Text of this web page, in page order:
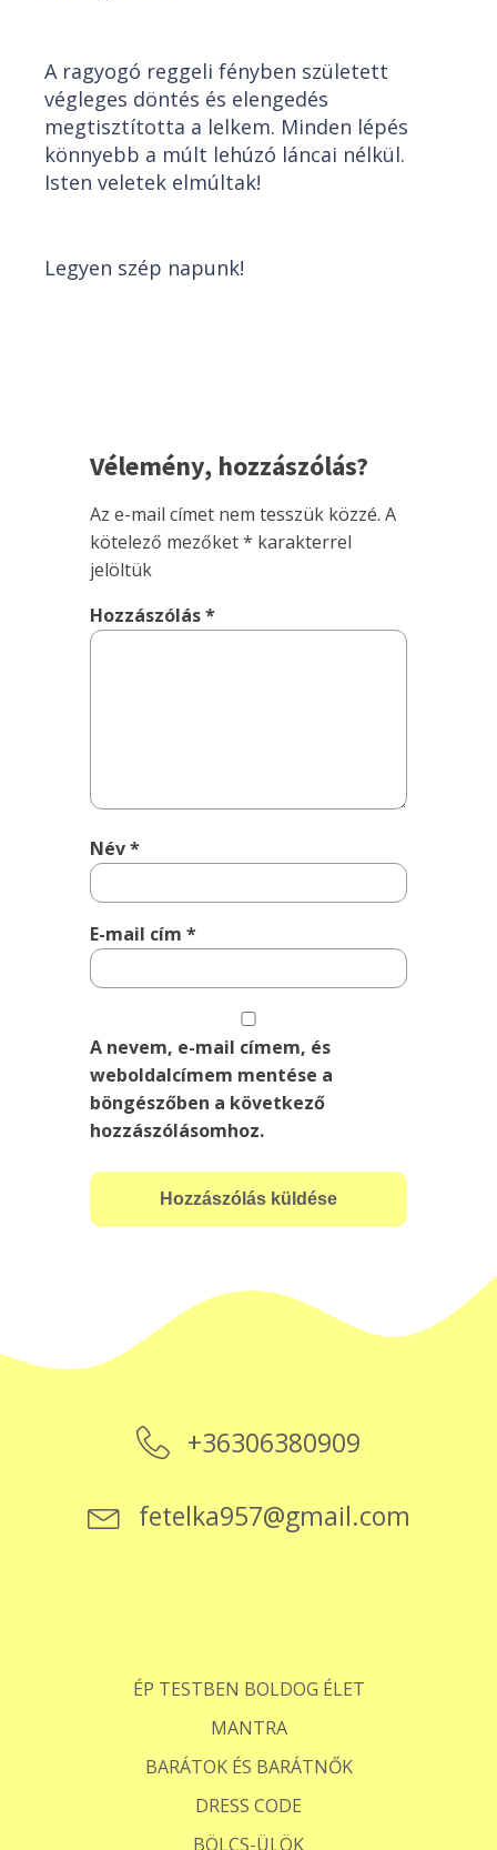
A ragyogó reggeli fényben született
végleges döntés és elengedés
megtisztította a lelkem. Minden lépés
könnyebb a múlt lehúzó láncai nélkül.
Isten veletek elmúltak!
Legyen szép napunk!
Vélemény, hozzászólás?
Az e-mail címet nem tesszük közzé. A
kötelező mezőket* karakterrel
jelöltük
Hozzászólás*
Név*
E-mail cím*
A nevem, e-mail címem, és
weboldalcímem mentése a
böngészőben a következő
hozzászólásomhoz.
+36306380909
fetelka957@gmail.com
ÉP TESTBEN BOLDOG ÉLET
MANTRA
BARÁTOK ÉS BARÁTNŐK
DRESS CODE
BÖLCS-ÜLÖK